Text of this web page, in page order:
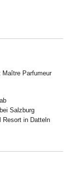
Maître Parfumeur
Salzburg
Resort in Datteln